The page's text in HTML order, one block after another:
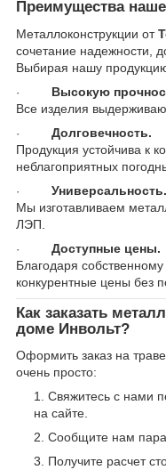
Преимущества
Металлоконструкции от
сочетание надежности,
Выбирая нашу
·
Высокую
Все изделия
·
Долговечность.
Продукция устойчива к
неблагоприятных
·
Универсальность.
Мы изготавливаем
ЛЭП.
·
Доступные цены.
Благодаря
конкурентные цены без
Как заказать
доме Инвольт?
Оформить заказ на
очень просто:
Свяжитесь с нами
на сайте.
Сообщите нам
Получите расчет